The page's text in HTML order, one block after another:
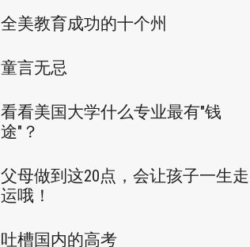
全美教育成功的十个州
童言无忌
看看美国大学什么专业最有"钱
途"？
父母做到这20点，会让孩子一生走
运哦！
吐槽国内的高考